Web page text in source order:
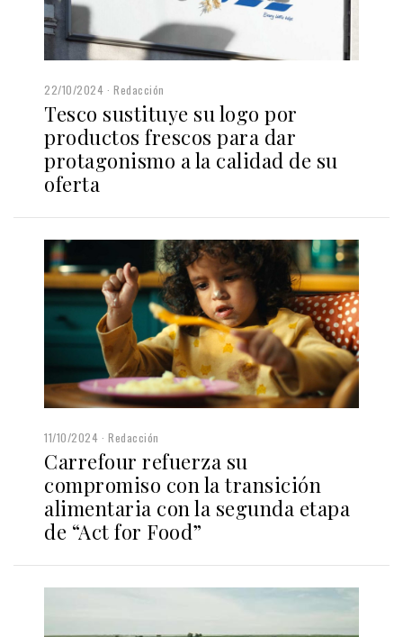
22/10/2024 Redacción
Tesco sustituye su logo por
productos frescos para dar
protagonismo a la calidad de su
oferta
11/10/2024 Redacción
Carrefour refuerza su
compromiso con la transición
alimentaria con la segunda etapa
de “Act for Food”